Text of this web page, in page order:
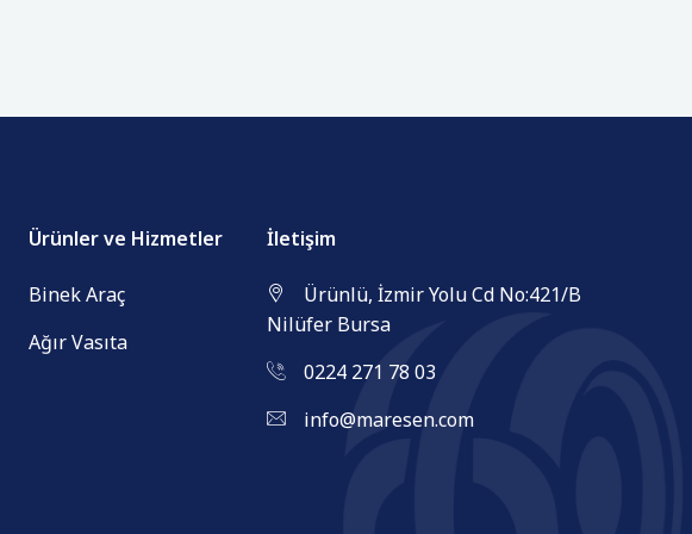
Ürünler ve Hizmetler
Binek Araç
Ağır Vasıta
İletişim
Ürünlü, İzmir Yolu Cd No:421/B
Nilüfer Bursa
0224 271 78 03
info@maresen.com